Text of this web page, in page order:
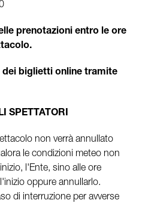
prenotazioni entro le ore
dei biglietti online tramite
SPETTATORI
non verrà annullato
le condizioni meteo non
l'Ente, sino alle ore
oppure annullarlo.
di interruzione per avverse